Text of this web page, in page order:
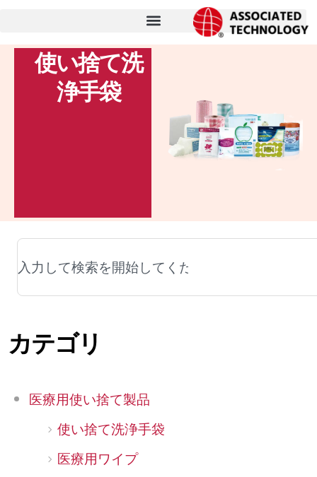
テ
使い捨て洗
浄手袋
検
索
カテゴリ
医療用使い捨て製品
使い捨て洗浄手袋
医療用ワイプ